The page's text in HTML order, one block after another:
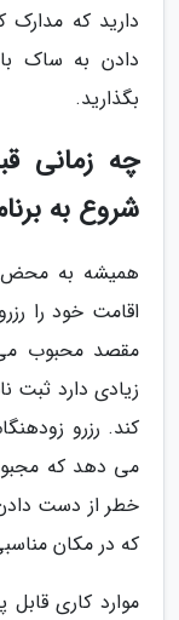
دارید که مدارک
دادن به ساک
بگذارید.
چه زمانی
شروع به
همیشه به محض
اقامت خود را
مقصد محبوب
زیادی دارد ثبت
کند. رزرو
می دهد که
خطر از دست دادن
که در مکان
موارد کاری